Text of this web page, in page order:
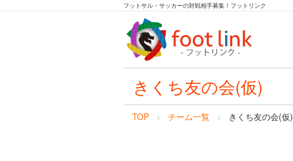
フットサル・サッカーの対戦相手募集！フットリンク
きくち友の会(仮)
TOP チーム一覧 きくち友の会(仮)